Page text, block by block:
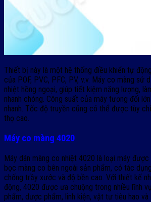
Thiết bị này là một hệ thống điều khiển tự
của POF, PVC, PFC, PV, v.v. Máy co màng sử
nhiệt hồng ngoại, giúp tiết kiệm năng lượng,
nhanh chóng. Công suất của máy tương đối
nhanh. Tốc độ truyền cũng có thể được tùy
thọ cao.
Máy co màng 4020
Máy dán màng co nhiệt 4020 là loại máy
bọc màng co bên ngoài sản phẩm, có tác
chống trầy xước và độ bền cao. Với thiết kế
động, 4020 được ưa chuộng trong nhiều lĩnh
phẩm, dược phẩm, linh kiện, vật tư tiêu hao và